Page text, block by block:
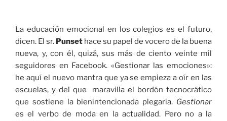
La educación emocional en los colegios es el futuro,
dicen. El sr. Punset hace su papel de vocero de la buena
nueva, y, con él, quizá, sus más de ciento veinte mil
seguidores en Facebook. «Gestionar las emociones»:
he aquí el nuevo mantra que ya se empieza a oír en las
escuelas, y del que maravilla el bordón tecnocrático
que sostiene la bienintencionada plegaria. Gestionar
es el verbo de moda en la actualidad. Pero no a la